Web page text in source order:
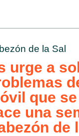
de la Sal
urge a
que
una
de